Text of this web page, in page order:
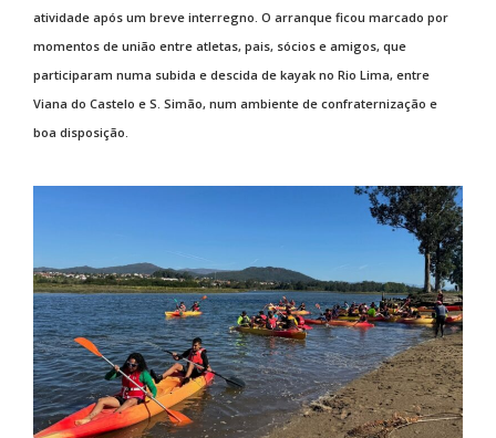
atividade após um breve interregno. O arranque ficou marcado por
momentos de união entre atletas, pais, sócios e amigos, que
participaram numa subida e descida de kayak no Rio Lima, entre
Viana do Castelo e S. Simão, num ambiente de confraternização e
boa disposição.